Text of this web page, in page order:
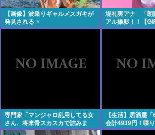
【画像】波乗りギャルメスガキが
発見される ‍♀
堤礼実アナ 「朗
アル撮影！！【
専門家「マンジャロ乱用してる女
さん、将来骨スカスカで詰みま
す」
【生活】居酒屋
会計4939円！喋
園に行ってくれ（